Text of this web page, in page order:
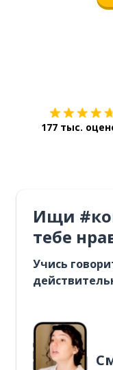
177 тыс.
Ищи
тебе
Учись